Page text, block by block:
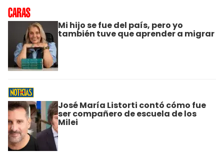
Mi hijo se fue del país, pero yo
también tuve que aprender a migrar
José María Listorti contó cómo fue
ser compañero de escuela de los
Milei